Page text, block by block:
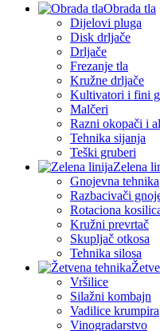
Obrada tla
Dijelovi pluga
Disk drljače
Drljače
Frezanje tla
Kružne drljače
Kultivatori i fini
Malčeri
Razni okopači i
Tehnika sijanja
Teški gruberi
Zelena
Gnojevna tehnika
Razbacivači
Rotaciona
Kružni prevrtač
Skupljač otkosa
Tehnika silosa
Vršilice
Silažni kombajn
Vadilice krumpira
Vinogradarstvo